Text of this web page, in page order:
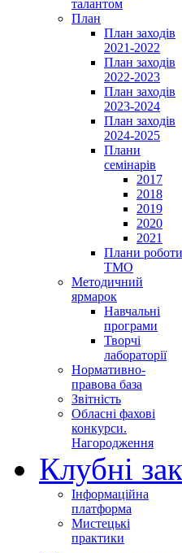
талантом
План
План заходів
2021-2022
План заходів
2022-2023
План заходів
2023-2024
План заходів
2024-2025
Плани
семінарів
2017
2018
2019
2020
2021
Плани роботи
ТМО
Методичний
ярмарок
Навчальні
програми
Творчі
лабораторії
Нормативно-
правова база
Звітність
Обласні фахові
конкурси.
Нагородження
Клубні
Інформаційна
платформа
Мистецькі
практики